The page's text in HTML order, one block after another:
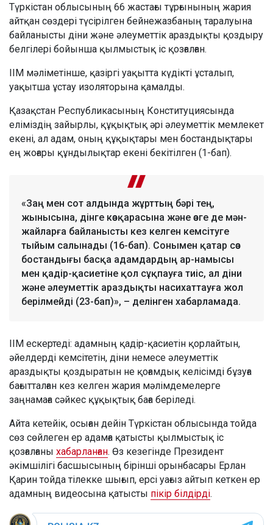
Түркістан облысының 66 жастағы тұрғынының жария
айтқан сөздері түсірілген бейнежазбаның таралуына
байланысты діни және әлеуметтік араздықты қоздыру
белгілері бойынша қылмыстық іс қозғалған.
ІІМ мәліметінше, қазіргі уақытта күдікті ұсталып,
уақытша ұстау изоляторына қамалды.
Қазақстан Республикасының Конституциясында
еліміздің зайырлы, құқықтық әрі әлеуметтік мемлекет
екені, ал адам, оның құқықтары мен бостандықтары
ең жоғары құндылықтар екені бекітілген (1-бап).
«Заң мен сот алдында жұрттың бәрі тең,
жынысына, дінге көзқарасына және өзге де мән-
жайларға байланысты кез келген кемсітуге
тыйым салынады (16-бап). Сонымен қатар сөз
бостандығы басқа адамдардың ар-намысы
мен қадір-қасиетіне қол сұқпауға тиіс, ал діни
және әлеуметтік араздықты насихаттауға жол
берілмейді (23-бап)», – делінген хабарламада.
ІІМ ескертеді: адамның қадір-қасиетін қорлайтын,
әйелдерді кемсітетін, діни немесе әлеуметтік
араздықты қоздыратын не қоғамдық келісімді бұзуға
бағытталған кез келген жария мәлімдемелерге
заңнамаға сәйкес құқықтық баға беріледі.
Айта кетейік, осыған дейін Түркістан облысында тойда
сөз сөйлеген ер адамға қатысты қылмыстық іс
қозғалғаны хабарланған. Өз кезегінде Президент
әкімшілігі басшысының бірінші орынбасары Ерлан
Қарин тойда тілекке шығып, ерсі уағыз айтып кеткен ер
адамның видеосына қатысты пікір білдірді.